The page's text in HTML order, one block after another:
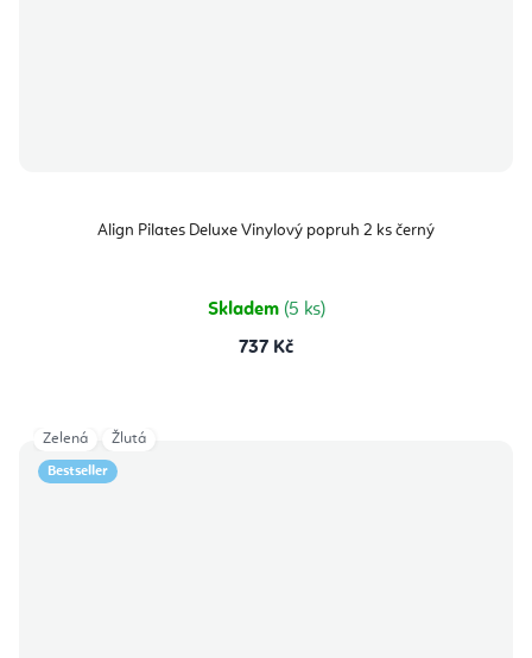
Align Pilates Deluxe Vinylový popruh 2 ks černý
Skladem (5 ks)
737 Kč
Bestseller
Zelená Žlutá